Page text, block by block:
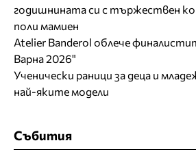
годишнината си с тържествен
поли мамиен
Atelier Banderol облече
Варна 2026"
Ученически раници за деца и
най-яките модели
Събития